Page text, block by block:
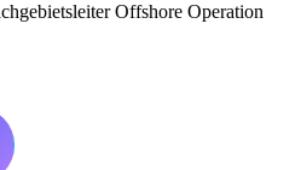
Offshore Operation